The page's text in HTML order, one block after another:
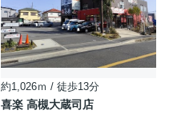
約1,026ｍ / 徒歩13分
喜楽 高槻大蔵司店